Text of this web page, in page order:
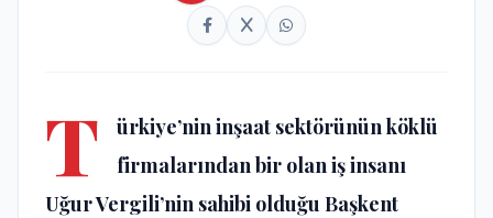
T
ürkiye’nin inşaat sektörünün köklü
firmalarından bir olan iş insanı
Uğur Vergili’nin sahibi olduğu Başkent